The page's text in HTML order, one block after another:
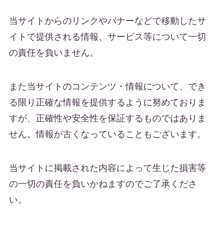
当サイトからのリンクやバナーなどで移動したサ
イトで提供される情報、サービス等について一切
の責任を負いません。
また当サイトのコンテンツ・情報について、でき
る限り正確な情報を提供するように努めておりま
すが、正確性や安全性を保証するものではありま
せん。情報が古くなっていることもございます。
当サイトに掲載された内容によって生じた損害等
の一切の責任を負いかねますのでご了承くださ
い。